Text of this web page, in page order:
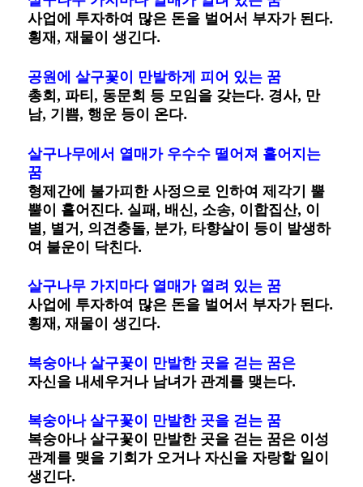
사업에 투자하여 많은 돈을 벌어서 부자가 된다.
횡재, 재물이 생긴다.
공원에 살구꽃이 만발하게 피어 있는 꿈
총회, 파티, 동문회 등 모임을 갖는다. 경사, 만
남, 기쁨, 행운 등이 온다.
살구나무에서 열매가 우수수 떨어져 흩어지는
꿈
형제간에 불가피한 사정으로 인하여 제각기 뿔
뿔이 흩어진다. 실패, 배신, 소송, 이합집산, 이
별, 별거, 의견충돌, 분가, 타향살이 등이 발생하
여 불운이 닥친다.
살구나무 가지마다 열매가 열려 있는 꿈
사업에 투자하여 많은 돈을 벌어서 부자가 된다.
횡재, 재물이 생긴다.
복숭아나 살구꽃이 만발한 곳을 걷는 꿈은
자신을 내세우거나 남녀가 관계를 맺는다.
복숭아나 살구꽃이 만발한 곳을 걷는 꿈
복숭아나 살구꽃이 만발한 곳을 걷는 꿈은 이성
관계를 맺을 기회가 오거나 자신을 자랑할 일이
생긴다.